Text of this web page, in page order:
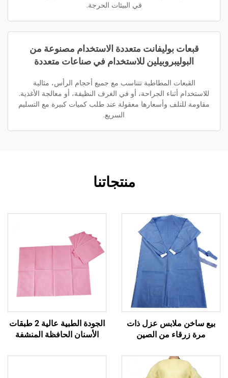
في البيئات الحرجة.
قبعات بوليفانت متعددة الاستخدام مصنوعة من
البوليبروبيلين للاستخدام في صناعات متعددة
القبعات المطاطية تتناسب مع جميع أحجام الرأس، مثالية
للاستخدام أثناء الجراحة، أو في الغرف النظيفة، أو معالجة الأغذية.
مقاومة للتلف وأسعارها معقولة عند طلب كميات كبيرة مع التسليم
السريع.
منتجاتنا
بيع ساخن ملابس عزل ذات
مرة زرقاء من الصين
الجودة الطبية عالية 2 طبقات
الأسنان الحافظة المنشفة
الأسنان غطاء الغرز